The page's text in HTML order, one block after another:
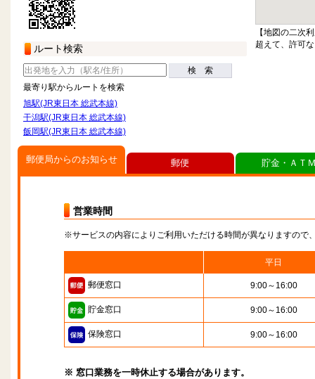
ルート検索
検 索
最寄り駅からルートを検索
旭駅(JR東日本 総武本線)
干潟駅(JR東日本 総武本線)
飯岡駅(JR東日本 総武本線)
【地図の二次
超えて、許可
郵便局からのお知らせ
営業時間
※サービスの内容によりご利用いただける時間が異なりますので
平日
郵便窓口 9:00～16:00
貯金窓口 9:00～16:00
保険窓口 9:00～16:00
※ 窓口業務を一時休止する場合があります。
郵便 貯金・ＡＴ